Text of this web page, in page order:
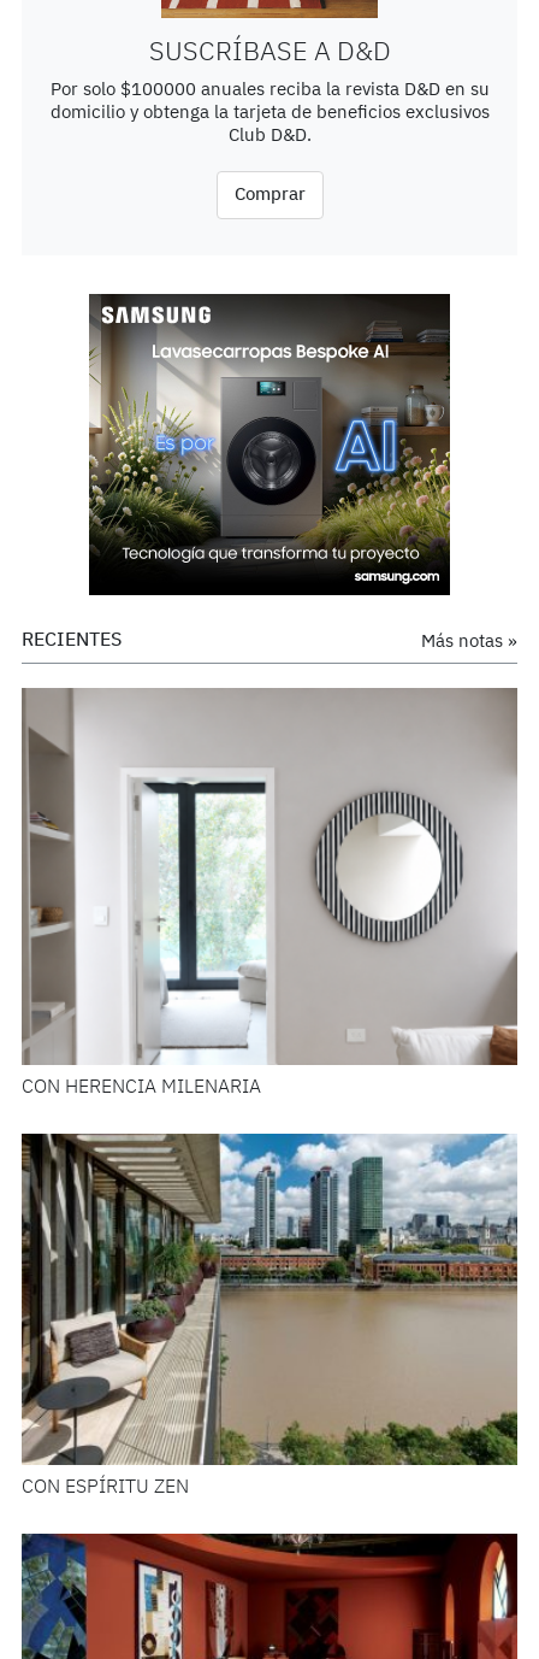
SUSCRÍBASE A D&D
Por solo $100000 anuales reciba la revista D&D en su
domicilio y obtenga la tarjeta de beneficios exclusivos
Club D&D.
Comprar
Más notas »
RECIENTES
CON HERENCIA MILENARIA
CON ESPÍRITU ZEN